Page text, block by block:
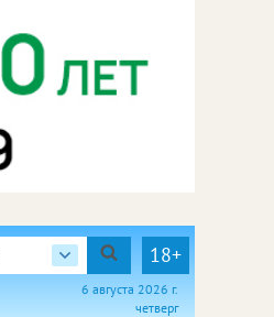
18+
6 августа 2026 г.
четверг